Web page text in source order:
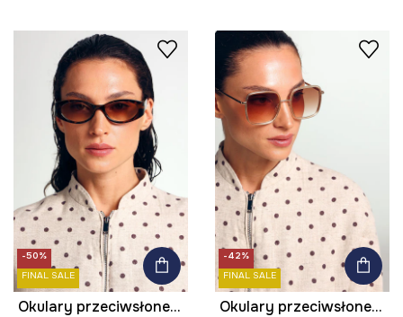
-50%
FINAL SALE
Okulary przeciwsłoneczne damskie
-42%
FINAL SALE
Okulary przeciwsłoneczne kwadratowe damskie